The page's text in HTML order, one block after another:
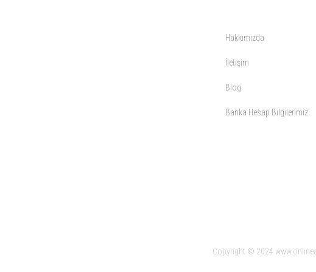
Hakkımızda
İletişim
Blog
Banka Hesap Bilgilerimiz
Copyright © 2024